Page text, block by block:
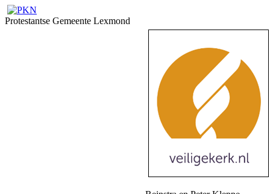
Protestantse Gemeente Lexmond